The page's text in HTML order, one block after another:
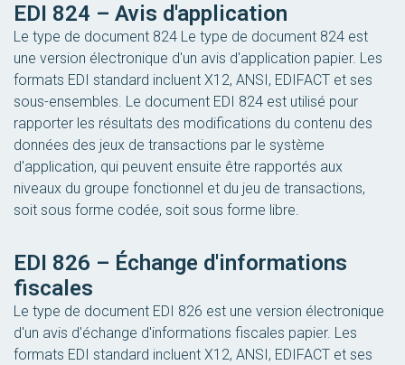
EDI 824 – Avis d'application
Le type de document 824 Le type de document 824 est
une version électronique d'un avis d'application papier. Les
formats EDI standard incluent X12, ANSI, EDIFACT et ses
sous-ensembles. Le document EDI 824 est utilisé pour
rapporter les résultats des modifications du contenu des
données des jeux de transactions par le système
d'application, qui peuvent ensuite être rapportés aux
niveaux du groupe fonctionnel et du jeu de transactions,
soit sous forme codée, soit sous forme libre.
EDI 826 – Échange d'informations
fiscales
Le type de document EDI 826 est une version électronique
d'un avis d'échange d'informations fiscales papier. Les
formats EDI standard incluent X12, ANSI, EDIFACT et ses